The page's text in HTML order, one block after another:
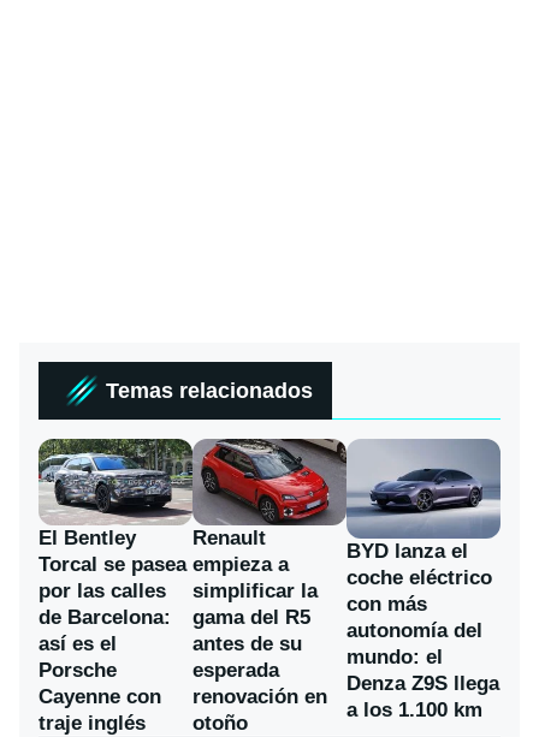
Temas relacionados
El Bentley
Torcal se pasea
por las calles
de Barcelona:
así es el
Porsche
Cayenne con
traje inglés
Renault
empieza a
simplificar la
gama del R5
antes de su
esperada
renovación en
otoño
BYD lanza el
coche eléctrico
con más
autonomía del
mundo: el
Denza Z9S llega
a los 1.100 km